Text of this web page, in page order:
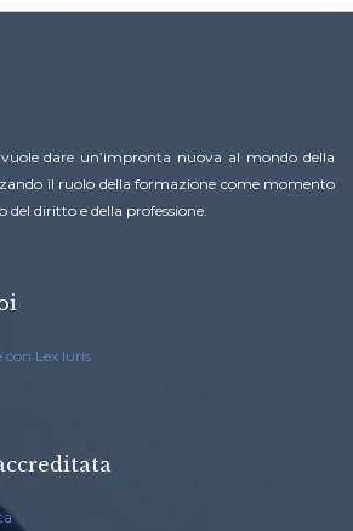
dare un’impronta nuova al mondo della
il ruolo della formazione come momento
diritto e della professione.
con Lex Iuris